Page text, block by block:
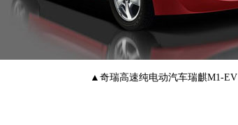
▲奇瑞高速纯电动汽车瑞麒M1-EV